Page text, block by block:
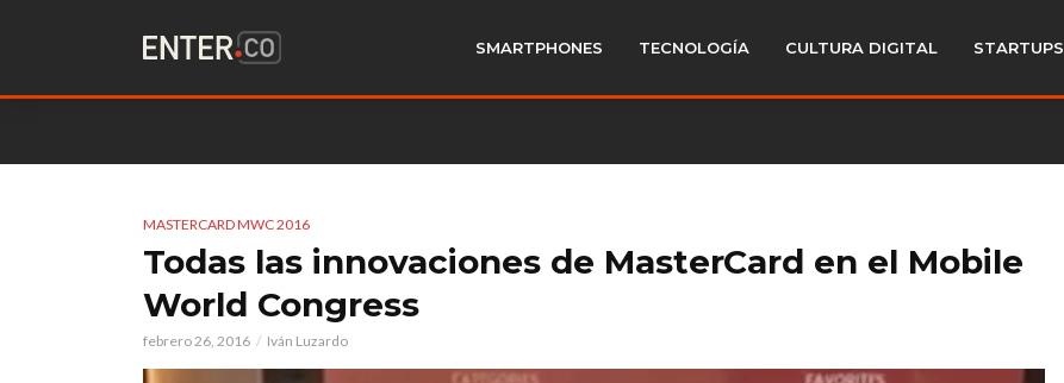
SMARTPHONES TECNOLOGÍA CULTURA DIGITAL STARTUPS
MASTERCARD MWC 2016
Todas las innovaciones de MasterCard en el Mobile
World Congress
febrero 26, 2016 Iván Luzardo